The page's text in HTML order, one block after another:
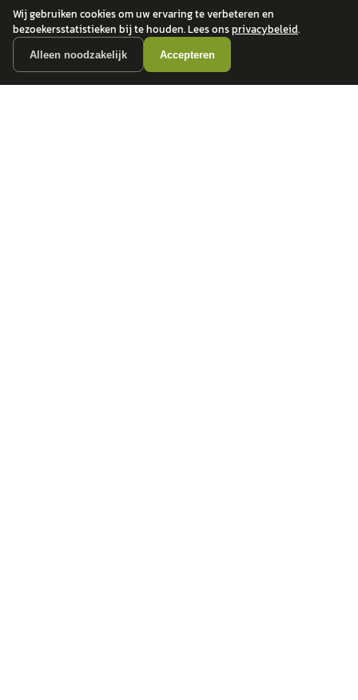
Wij gebruiken cookies om uw ervaring te verbeteren en
bezoekersstatistieken bij te houden. Lees onsprivacybeleid.
Alleen noodzakelijk Accepteren